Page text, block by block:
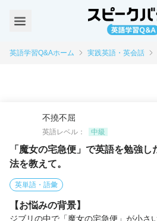
英語学習Q&Aホーム 実践英語・英会話
不撓不屈
英語レベル：
中級
「魔女の宅急便」で英語を勉強
法を教えて。
英単語・語彙
【お悩みの背景】
ジブリの中で「魔女の宅急便」が小さ